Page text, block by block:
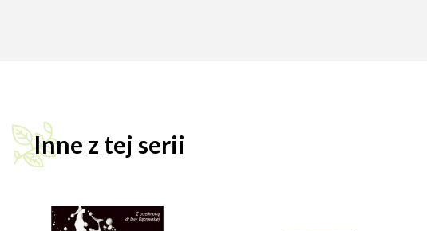
Inne z tej serii